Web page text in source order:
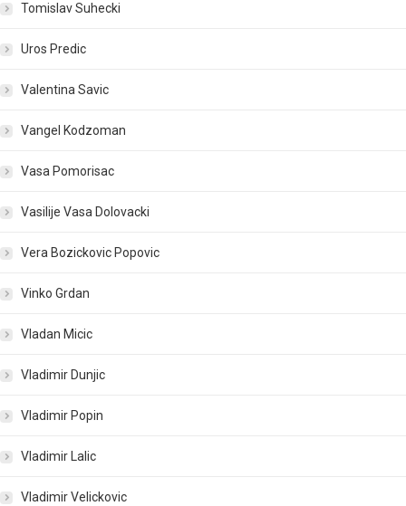
Tomislav Suhecki
Uros Predic
Valentina Savic
Vangel Kodzoman
Vasa Pomorisac
Vasilije Vasa Dolovacki
Vera Bozickovic Popovic
Vinko Grdan
Vladan Micic
Vladimir Dunjic
Vladimir Popin
Vladimir Lalic
Vladimir Velickovic